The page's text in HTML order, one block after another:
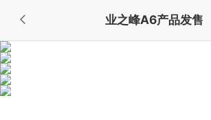
业之峰A6产品发售